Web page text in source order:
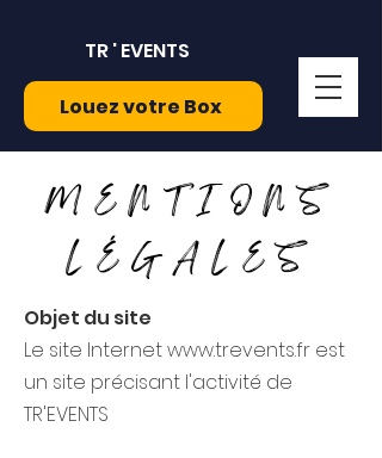
TR ' EVENTS
Louez votre Box
MENTIONS
LÉGALES
Objet du site
Le site Internetwww.trevents.fr est
un site précisant l'activité de
TR'EVENTS